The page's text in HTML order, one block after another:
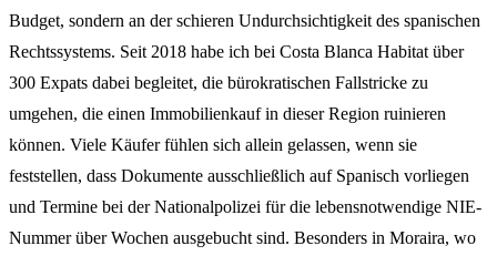
Budget, sondern an der schieren Undurchsichtigkeit des spanischen
Rechtssystems. Seit 2018 habe ich bei Costa Blanca Habitat über
300 Expats dabei begleitet, die bürokratischen Fallstricke zu
umgehen, die einen Immobilienkauf in dieser Region ruinieren
können. Viele Käufer fühlen sich allein gelassen, wenn sie
feststellen, dass Dokumente ausschließlich auf Spanisch vorliegen
und Termine bei der Nationalpolizei für die lebensnotwendige NIE-
Nummer über Wochen ausgebucht sind. Besonders in Moraira, wo